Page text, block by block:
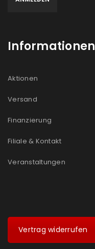
Informationen
Aktionen
Versand
Finanzierung
Filiale & Kontakt
Veranstaltungen
Vertrag widerrufen